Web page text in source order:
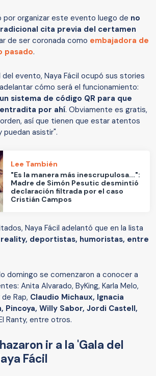
por organizar este evento luego de no
cita previa del certamen
de ser coronada como embajadora de
pasado.
del evento, Naya Fácil ocupó sus stories
cómo será el funcionamiento:
sistema de código QR para que
por ahí. Obviamente es gratis,
así que tienen que estar atentos
puedan asistir".
Lee También
"Es la manera más inescrupulosa...":
Madre de Simón Pesutic desmintió
declaración filtrada por el caso
Cristián Campos
Naya Fácil adelantó que en la lista
deportistas, humoristas, entre
domingo se comenzaron a conocer a
Anita Alvarado, ByKing, Karla Melo,
Rap, Claudio Michaux, Ignacia
Pincoya, Willy Sabor, Jordi Castell,
Ranty, entre otros.
ir a la 'Gala del
Fácil